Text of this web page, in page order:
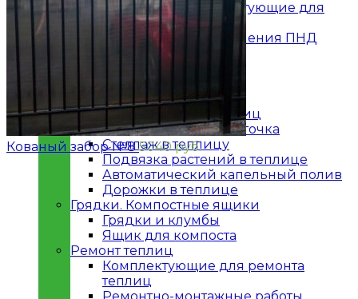
Профили и комплектующие для
поликарбоната
Полиэтилен низкого давления ПНД
Теплицы и парники
Обустройство теплицы
Фундамент для теплиц
Автоматическая форточка
Стеллаж в теплицу
Подвязка растений в теплице
Автоматический капельный полив
Дорожки в теплице
Грядки. Компостные ящики
Грядки и клумбы
Ящик для компоста
Ремонт теплиц
Комплектующие для ремонта
теплиц
Кованый забор №85040руб.